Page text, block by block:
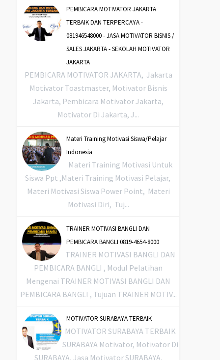
PEMBICARA MOTIVATOR JAKARTA
TERBAIK DAN TERPERCAYA -
081946548000 - JASA MOTIVATOR BISNIS /
SALES JAKARTA - SEKOLAH MOTIVATOR
JAKARTA
PEMBICARA MOTIVATOR JAKARTA, Jakarta
Motivator Toastmaster, Motivator Bisnis
Jakarta, Pembicara Motivator Jakarta,
Motivator Di Jakarta, J...
Materi Training Motivasi Siswa/Pelajar
Indonesia
Materi Training Motivasi Untuk
Siswa Ppt ,Materi Training Motivasi Pelajar,
Materi Motivasi Siswa Power Point, Materi
Motivasi Diri, Tuj...
TRAINER MOTIVASI BANGLI DAN
PEMBICARA BANGLI 0819-4654-8000
TRAINER MOTIVASI BANGLI DAN
PEMBICARA BANGLI , Modul Pelatihan
Mengenai TRAINER MOTIVASI BANGLI DAN
PEMBICARA BANGLI , Tujuan TRAINER MOTIV...
MOTIVATOR SURABAYA TERBAIK
MOTIVATOR SURABAYA TERBAIK
SURABAYA Motivator, Motivator Di
SURABAYA, Jasa Motivator SURABAYA,